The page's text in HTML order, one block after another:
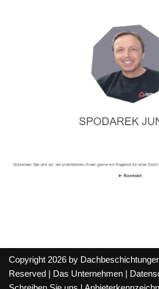
Copyright 2026 by
Reserved |
Das Unternehmen